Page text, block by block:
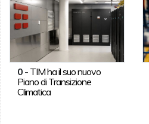
0- TIM ha il suo nuovo
Piano di Transizione
Climatica